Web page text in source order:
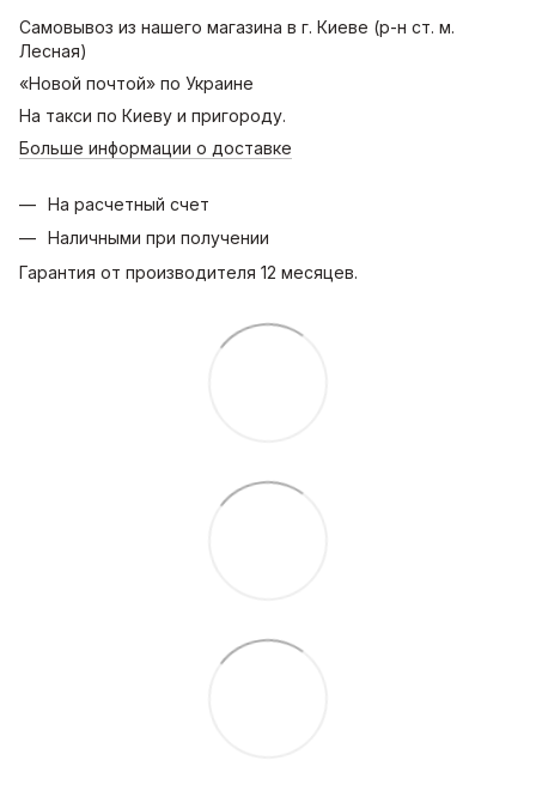
Самовывоз из нашего магазина в г. Киеве (р-н ст. м.
Лесная)
«Новой почтой» по Украине
На такси по Киеву и пригороду.
Больше информации о доставке
На расчетный счет
Наличными при получении
Гарантия от производителя 12 месяцев.